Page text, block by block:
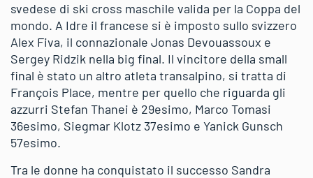
svedese di ski cross maschile valida per la Coppa del
mondo. A Idre il francese si è imposto sullo svizzero
Alex Fiva, il connazionale Jonas Devouassoux e
Sergey Ridzik nella big final. Il vincitore della small
final è stato un altro atleta transalpino, si tratta di
François Place, mentre per quello che riguarda gli
azzurri Stefan Thanei è 29esimo, Marco Tomasi
36esimo, Siegmar Klotz 37esimo e Yanick Gunsch
57esimo.
Tra le donne ha conquistato il successo Sandra